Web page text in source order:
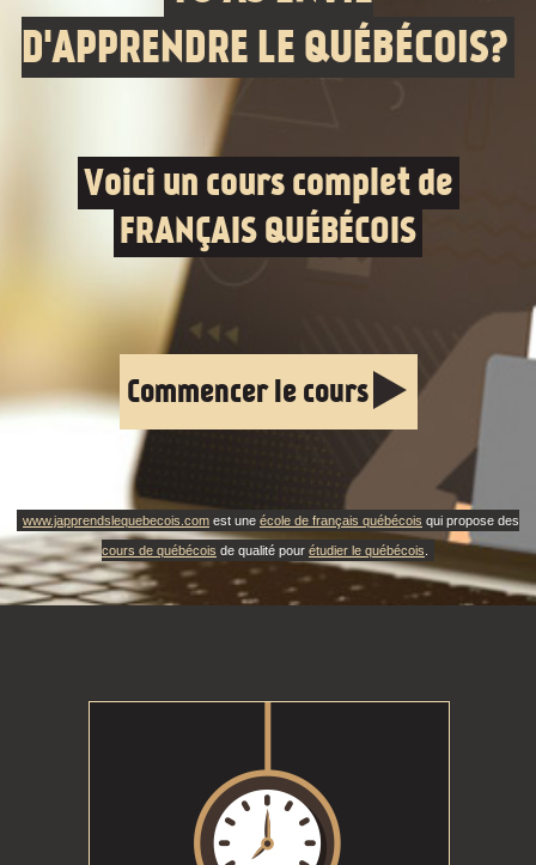
D'APPRENDRE LE QUÉBÉCOIS?
Voici un cours complet de
FRANÇAIS QUÉBÉCOIS
Commencer le cours
www.japprendslequebecois.com est une école de français québécois qui propose des
cours de québécois de qualité pour étudier le québécois